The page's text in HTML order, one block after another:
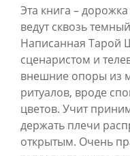
Эта книга –
ведут сквозь
Написанная Тарой
сценаристом и
внешние опоры из
ритуалов, вроде
цветов. Учит
держать плечи
открытым. Очень